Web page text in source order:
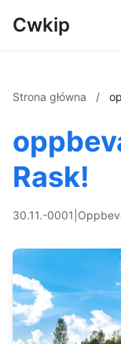
Cwkip
Strona główna /
Rask!
30.11.-0001